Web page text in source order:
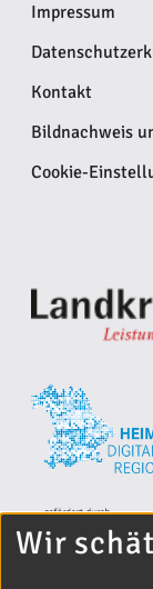
Impressum
Kontakt
Bildnachweis
Cookie-
Wir